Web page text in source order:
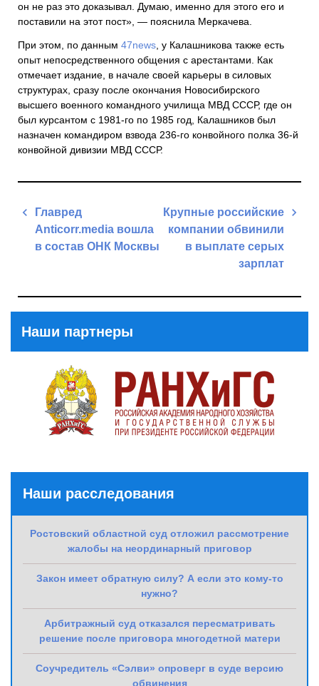
он не раз это доказывал. Думаю, именно для этого его и
поставили на этот пост», — пояснила Меркачева.
При этом, по данным 47news, у Калашникова также есть
опыт непосредственного общения с арестантами. Как
отмечает издание, в начале своей карьеры в силовых
структурах, сразу после окончания Новосибирского
высшего военного командного училища МВД СССР, где он
был курсантом с 1981-го по 1985 год, Калашников был
назначен командиром взвода 236-го конвойного полка 36-й
конвойной дивизии МВД СССР.
Навигация
записям
Главред
Anticorr.media вошла
в состав ОНК Москвы
Крупные российские
компании обвинили
в выплате серых
зарплат
Наши партнеры
Наши расследования
Ростовский областной суд отложил рассмотрение
жалобы на неординарный приговор
Закон имеет обратную силу? А если это кому-то
нужно?
Арбитражный суд отказался пересматривать
решение после приговора многодетной матери
Соучредитель «Сэлви» опроверг в суде версию
обвинения